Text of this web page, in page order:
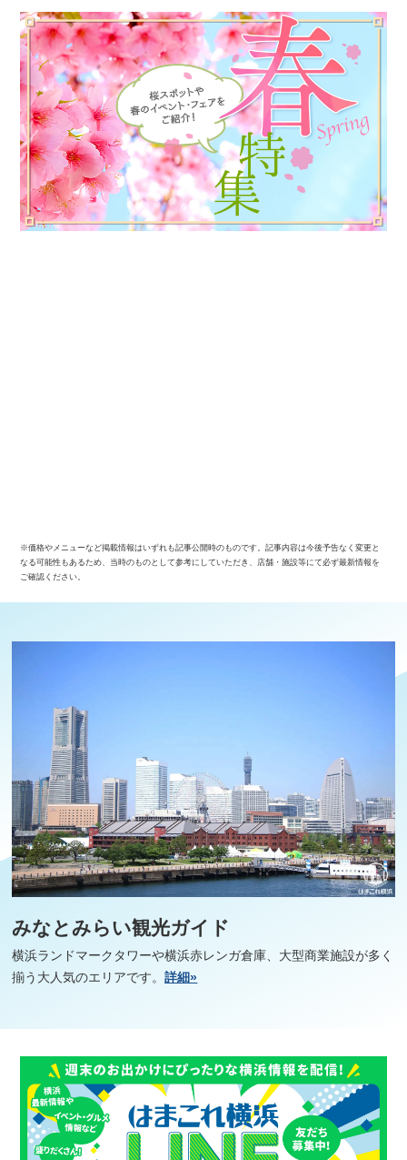
※価格やメニューなど掲載情報はいずれも記事公開時のものです。記事内容は今後予告なく変更と
なる可能性もあるため、当時のものとして参考にしていただき、店舗・施設等にて必ず最新情報を
ご確認ください。
みなとみらい観光ガイド
横浜ランドマークタワーや横浜赤レンガ倉庫、大型商業施設が多く
揃う大人気のエリアです。詳細»